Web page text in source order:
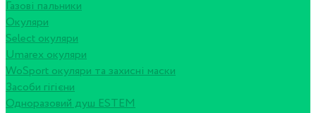
Газові пальники
Окуляри
Select окуляри
Umarex окуляри
WoSport окуляри та захисні маски
Засоби гігієни
Одноразовий душ ESTEM